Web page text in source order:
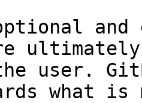
and
user.
what